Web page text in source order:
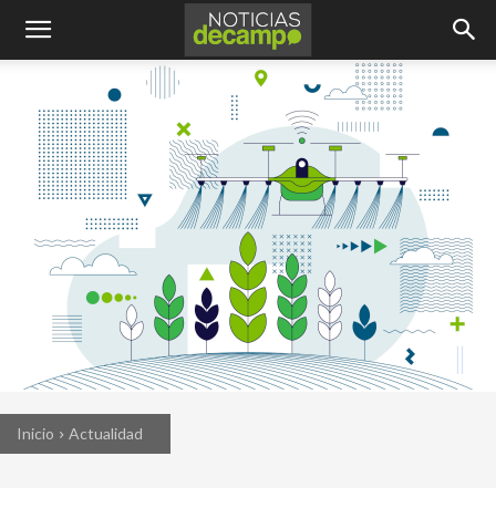
Inicio Actualidad